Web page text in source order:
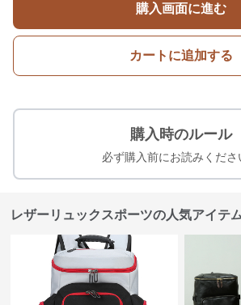
購入画面に進む
カートに追加する
購入時のルール
必ず購入前にお読みくださ
レザーリュックスポーツの人気アイテ